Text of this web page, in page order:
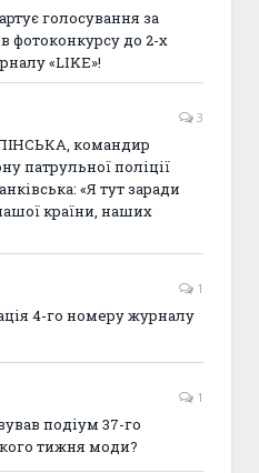
голосування за
фотоконкурсу до 2-х
«LIKE»!
3
командир
патрульної поліції
«Я тут заради
країни, наших
1
4-го номеру журналу
1
подіум 37-го
тижня моди?